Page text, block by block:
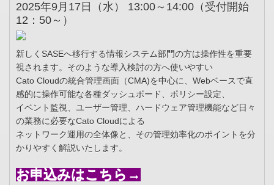
2025年9月17日（水） 13:00～14:00（受付開始
12：50～）
新しくSASEへ移行する情報システム部門の方は操作性を重要
視されます。そのような導入検討の方へ使いやすい
Cato Cloudの統合管理画面（CMA)を中心に、Webベースで直
感的に操作可能な各種ダッシュボード、ポリシー設定、
イベント監視、ユーザー管理、ハードウェア管理機能など日々
の業務に必要なCato Cloudによる
ネットワーク運用の全体像と、その管理効率化のポイントを分
かりやすく解説いたします。
お申込みはこちら→